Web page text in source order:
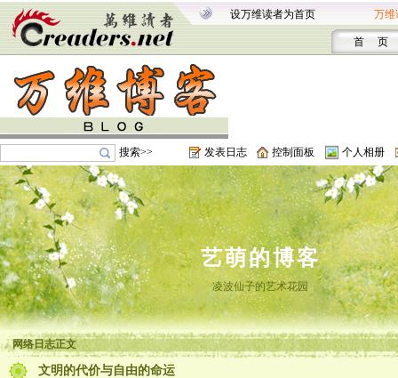
设万维读者为首页 万维
首 页
搜索>> 发表日志 控制面板 个人相册
艺萌的博客
凌波仙子的艺术花园
网络日志正文
文明的代价与自由的命运